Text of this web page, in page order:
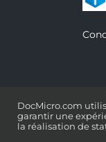
DocMicro.com
garantir une
la réalisation de